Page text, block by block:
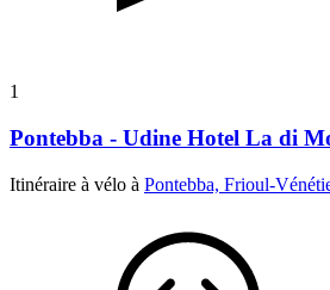
1
Pontebba - Udine Hotel La di
Itinéraire à vélo à Pontebba, Frioul-